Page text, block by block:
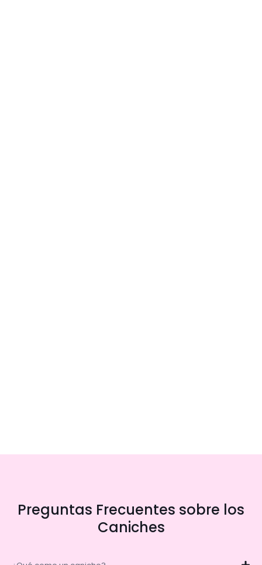
Preguntas Frecuentes sobre los
Caniches